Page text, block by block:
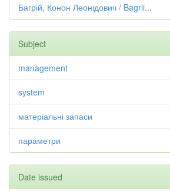
Багрій, Конон Леонідович / Bagrii...
Subject
management
system
матеріальні запаси
параметри
Date issued